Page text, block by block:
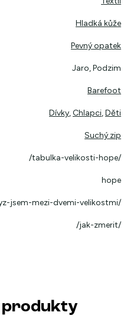
Hladká kůže
Pevný opatek
Jaro, Podzim
Barefoot
Dívky,Chlapci,Děti
Suchý zip
/tabulka-velikosti-hope/
hope
jsem-mezi-dvemi-velikostmi/
/jak-zmerit/
produkty